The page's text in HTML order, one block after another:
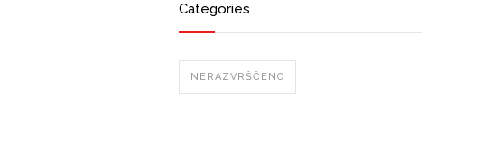
Categories
NERAZVRŠČENO